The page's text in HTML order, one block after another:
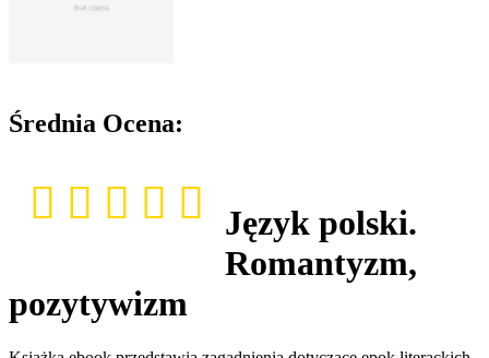
Średnia Ocena:
Język polski.
Romantyzm,
pozytywizm